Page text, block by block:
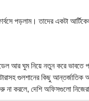
ফোর্বসে পড়লাম। তাদের একটা
আর ঘুম নিয়ে নতুন করে
টারাসহ গুলশানের কিছু
না করলে, দেশি অফিসগুলো